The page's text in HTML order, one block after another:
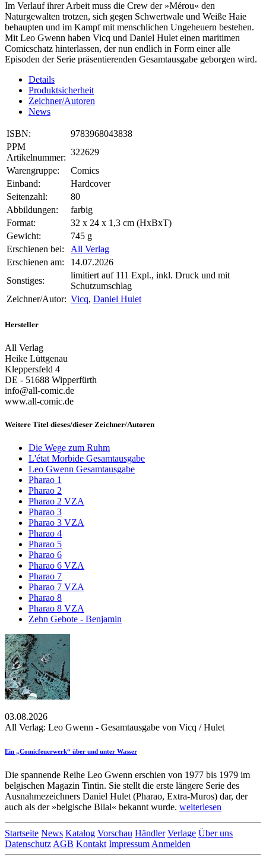
Im Verlauf ihrer Arbeit muss die Crew der »Mérou« den
Naturgewalten trotzen, sich gegen Schwertwale und Weiße Haie
behaupten und im Kampf mit menschlichen Ungeheuern bestehen.
Mit Leo Gwenn haben Vicq und Daniel Hulet einen maritimen
Comicschatz hinterlassen, der nun endlich in Form einer alle
Episoden der Serie präsentierenden Gesamtausgabe geborgen wird.
Details
Produktsicherheit
Zeichner/Autoren
News
ISBN:
9783968043838
PPM
Artikelnummer:
322629
Warengruppe:
Comics
Einband:
Hardcover
Seitenzahl:
80
Abbildungen:
farbig
Format:
32 x 24 x 1,3 cm (HxBxT)
Gewicht:
745 g
Erschienen bei:
All Verlag
Erschienen am:
14.07.2026
Sonstiges:
limitiert auf 111 Expl., inkl. Druck und mit
Schutzumschlag
Zeichner/Autor: Vicq, Daniel Hulet
Hersteller
All Verlag
Heike Lüttgenau
Kleppersfeld 4
DE - 51688 Wipperfürth
info@all-comic.de
www.all-comic.de
Weitere Titel dieses/dieser Zeichner/Autoren
Die Wege zum Ruhm
L'état Morbide Gesamtausgabe
Leo Gwenn Gesamtausgabe
Pharao 1
Pharao 2
Pharao 2 VZA
Pharao 3
Pharao 3 VZA
Pharao 4
Pharao 5
Pharao 6
Pharao 6 VZA
Pharao 7
Pharao 7 VZA
Pharao 8
Pharao 8 VZA
Zehn Gebote - Benjamin
03.08.2026
All Verlag: Leo Gwenn - Gesamtausgabe von Vicq / Hulet
Ein „Comicfeuerwerk“ über und unter Wasser
Die spannende Reihe Leo Gwenn erschien von 1977 bis 1979 im
belgischen Magazin Tintin. Sie stellt die erste längere Serie des
Ausnahmezeichners Daniel Hulet (Pharao, Extra-Muros) dar, der
auch als der »belgische Bilal« bekannt wurde. weiterlesen
Startseite News Katalog Vorschau Händler Verlage Über uns
Datenschutz AGB Kontakt Impressum Anmelden